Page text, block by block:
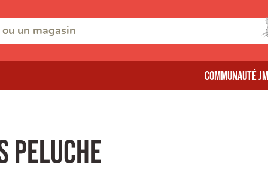
Communauté
Peluche